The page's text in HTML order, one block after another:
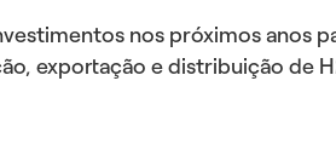
nos próximos anos
exportação e distribuição de